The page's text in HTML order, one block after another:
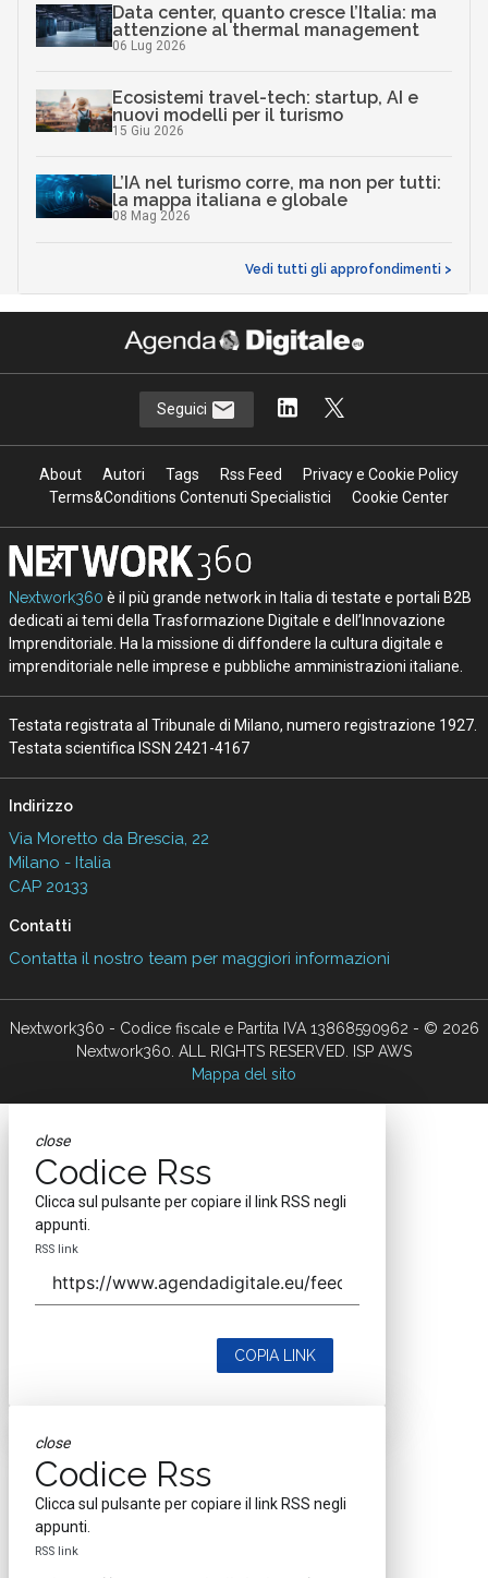
Data center, quanto cresce l’Italia: ma
attenzione al thermal management
06 Lug 2026
Ecosistemi travel-tech: startup, AI e
nuovi modelli per il turismo
15 Giu 2026
L’IA nel turismo corre, ma non per tutti:
la mappa italiana e globale
08 Mag 2026
Vedi tutti gli approfondimenti >
Seguici
About Autori Tags Rss Feed
Privacy e Cookie Policy
Terms&Conditions Contenuti Specialistici
Cookie Center
Nextwork360 è il più grande network in Italia di testate e portali B2B
dedicati ai temi della Trasformazione Digitale e dell’Innovazione
Imprenditoriale. Ha la missione di diffondere la cultura digitale e
imprenditoriale nelle imprese e pubbliche amministrazioni italiane.
Testata registrata al Tribunale di Milano, numero registrazione 1927.
Testata scientifica ISSN 2421-4167
Indirizzo
Via Moretto da Brescia, 22
Milano - Italia
CAP 20133
Contatti
Contatta il nostro team per maggiori informazioni
Nextwork360 - Codice fiscale e Partita IVA 13868590962 - © 2026
Nextwork360. ALL RIGHTS RESERVED. ISP AWS
Mappa del sito
close
Codice Rss
Clicca sul pulsante per copiare il link RSS negli
appunti.
RSS link
COPIA LINK
close
Codice Rss
Clicca sul pulsante per copiare il link RSS negli
appunti.
RSS link